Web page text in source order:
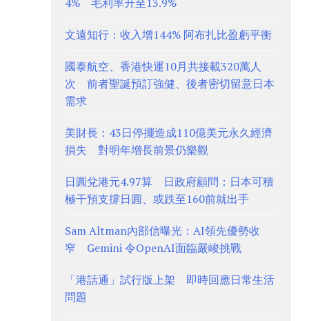
文遠知行：收入增144% 阿布扎比盈虧平衡
國泰航空、香港快運10月共接載320萬人
次 前者聖誕預訂強健、後者密切留意日本
需求
美財長：43日停擺造成110億美元永久經濟
損失 對明年增長前景仍樂觀
日圓兌港元4.97算 日政府顧問：日本可積
極干預支撐日圓、或跌至160前就出手
Sam Altman內部信曝光：AI領先優勢收
窄 Gemini 令OpenAI面臨嚴峻挑戰
「港話通」試行版上架 即時回應日常生活
問題